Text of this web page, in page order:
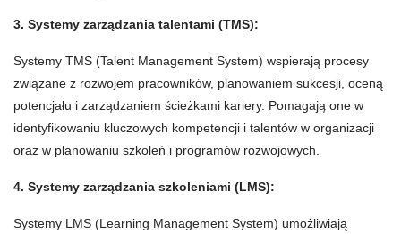
3. Systemy zarządzania talentami (TMS):
Systemy TMS (Talent Management System) wspierają procesy
związane z rozwojem pracowników, planowaniem sukcesji, oceną
potencjału i zarządzaniem ścieżkami kariery. Pomagają one w
identyfikowaniu kluczowych kompetencji i talentów w organizacji
oraz w planowaniu szkoleń i programów rozwojowych.
4. Systemy zarządzania szkoleniami (LMS):
Systemy LMS (Learning Management System) umożliwiają